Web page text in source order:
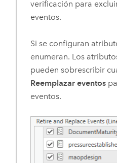
verificación para
eventos.
Si se configuran
enumeran. Los
pueden sobrescribir
Reemplazar eventos
eventos.